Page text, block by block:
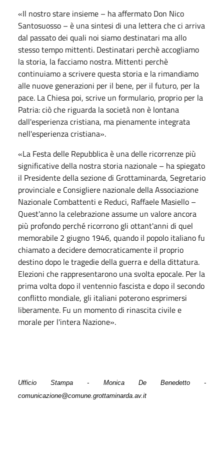
«Il nostro stare insieme – ha affermato Don Nico
Santosuosso – è una sintesi di una lettera che ci arriva
dal passato dei quali noi siamo destinatari ma allo
stesso tempo mittenti. Destinatari perchè accogliamo
la storia, la facciamo nostra. Mittenti perchè
continuiamo a scrivere questa storia e la rimandiamo
alle nuove generazioni per il bene, per il futuro, per la
pace. La Chiesa poi, scrive un formulario, proprio per la
Patria: ciò che riguarda la società non è lontana
dall'esperienza cristiana, ma pienamente integrata
nell'esperienza cristiana».
«La Festa delle Repubblica è una delle ricorrenze più
significative della nostra storia nazionale – ha spiegato
il Presidente della sezione di Grottaminarda, Segretario
provinciale e Consigliere nazionale della Associazione
Nazionale Combattenti e Reduci, Raffaele Masiello –
Quest'anno la celebrazione assume un valore ancora
più profondo perché ricorrono gli ottant'anni di quel
memorabile 2 giugno 1946, quando il popolo italiano fu
chiamato a decidere democraticamente il proprio
destino dopo le tragedie della guerra e della dittatura.
Elezioni che rappresentarono una svolta epocale. Per la
prima volta dopo il ventennio fascista e dopo il secondo
conflitto mondiale, gli italiani poterono esprimersi
liberamente. Fu un momento di rinascita civile e
morale per l'intera Nazione».
Ufficio Stampa - Monica De Benedetto -
comunicazione@comune.grottaminarda.av.it